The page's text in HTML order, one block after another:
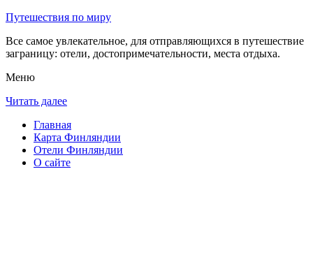
Путешествия по миру
Все самое увлекательное, для отправляющихся в путешествие
заграницу: отели, достопримечательности, места отдыха.
Меню
Читать далее
Главная
Карта Финляндии
Отели Финляндии
О сайте